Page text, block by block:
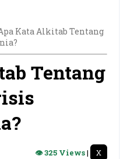
Kata Alkitab Tentang
Tentang
👁 325 Views| X